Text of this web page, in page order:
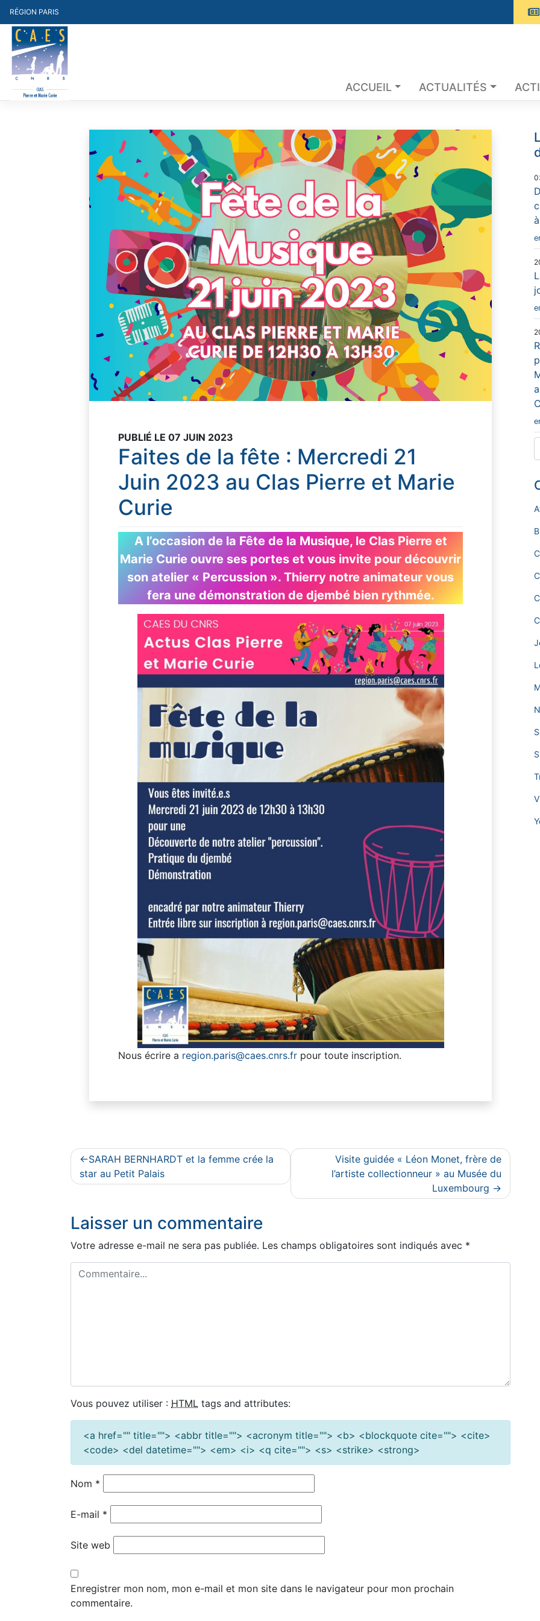
Skip
to
content
RÉGION PARIS
ACCUEIL ACTUALITÉS
PUBLIÉ LE 07 JUIN 2023
Faites de la fête : Mercredi 21
Juin 2023 au Clas Pierre et Marie
Curie
A l’occasion de la Fête de la Musique, le Clas Pierre et
Marie Curie ouvre ses portes et vous invite pour découvrir
son atelier « Percussion ». Thierry notre animateur vous
fera une démonstration de djembé bien rythmée.
Nous écrire a region.paris@caes.cnrs.fr pour toute inscription.
Navigation
de
SARAH BERNHARDT et la femme crée la
star au Petit Palais
Visite guidée « Léon Monet, frère de
l’artiste collectionneur » au Musée du
Luxembourg
Laisser un commentaire
Votre adresse e-mail ne sera pas publiée. Les champs obligatoires sont indiqués avec *
Vous pouvez utiliser : HTML tags and attributes:
<a href="" title=""> <abbr title=""> <acronym title=""> <b> <blockquote cite=""> <cite>
<code> <del datetime=""> <em> <i> <q cite=""> <s> <strike> <strong>
Nom *
E-mail *
Site web
Enregistrer mon nom, mon e-mail et mon site dans le navigateur pour mon prochain
commentaire.